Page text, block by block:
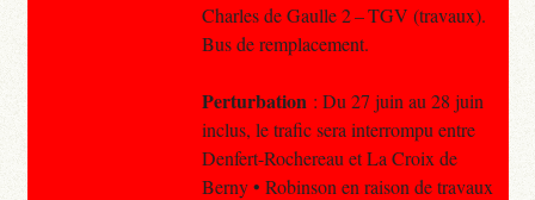
Charles de Gaulle 2 – TGV (travaux).
Bus de remplacement.
Perturbation : Du 27 juin au 28 juin
inclus, le trafic sera interrompu entre
Denfert-Rochereau et La Croix de
Berny • Robinson en raison de travaux